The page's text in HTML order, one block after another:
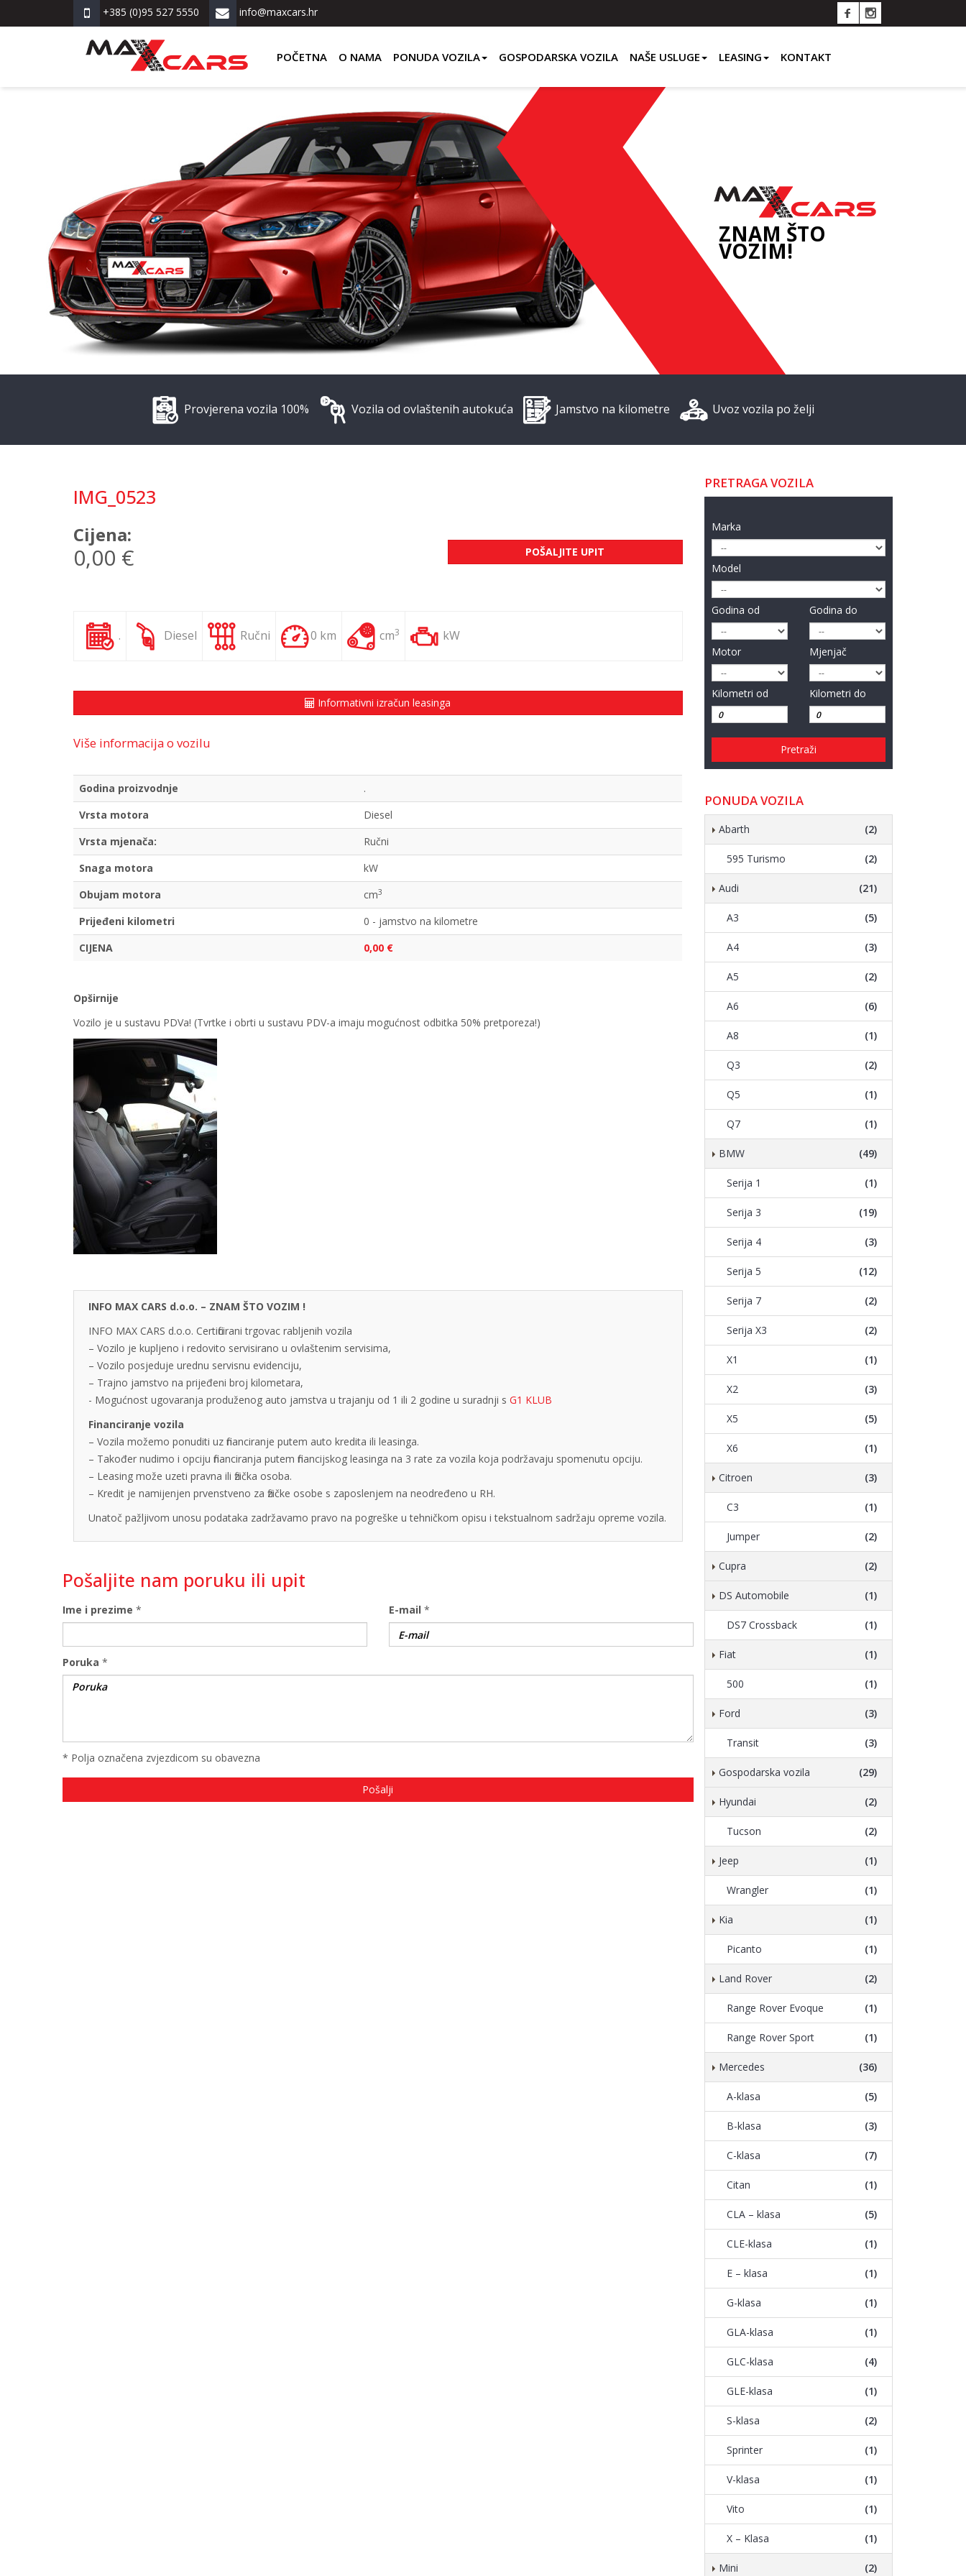
+385 (0)95 527 5550 info@maxcars.hr
POČETNA O NAMA PONUDA VOZILA GOSPODARSKA VOZILA NAŠE USLUGE LEASING KONTAKT
ZNAM ŠTO
VOZIM!
Provjerena vozila 100% Vozila od ovlaštenih autokuća Jamstvo na kilometre Uvoz vozila po želji
IMG_0523
Cijena:
0,00 € POŠALJITE UPIT
. Diesel Ručni 0 km cm3 kW
Informativni izračun leasinga
Više informacija o vozilu
Godina proizvodnje
.
Vrsta motora
Diesel
Vrsta mjenača:
Ručni
Snaga motora
kW
Obujam motora
cm3
Prijeđeni kilometri
0 - jamstvo na kilometre
CIJENA
0,00 €
Opširnije
Vozilo je u sustavu PDVa! (Tvrtke i obrti u sustavu PDV-a imaju mogućnost odbitka 50% pretporeza!)
INFO MAX CARS d.o.o. – ZNAM ŠTO VOZIM !
INFO MAX CARS d.o.o. Certificirani trgovac rabljenih vozila
– Vozilo je kupljeno i redovito servisirano u ovlaštenim servisima,
– Vozilo posjeduje urednu servisnu evidenciju,
– Trajno jamstvo na prijeđeni broj kilometara,
- Mogućnost ugovaranja produženog auto jamstva u trajanju od 1 ili 2 godine u suradnji s G1 KLUB
Financiranje vozila
– Vozila možemo ponuditi uz financiranje putem auto kredita ili leasinga.
– Također nudimo i opciju financiranja putem financijskog leasinga na 3 rate za vozila koja podržavaju spomenutu opciju.
– Leasing može uzeti pravna ili fizička osoba.
– Kredit je namijenjen prvenstveno za fizičke osobe s zaposlenjem na neodređeno u RH.
Unatoč pažljivom unosu podataka zadržavamo pravo na pogreške u tehničkom opisu i tekstualnom sadržaju opreme vozila.
Pošaljite nam poruku ili upit
Ime i prezime * E-mail *
Poruka *
* Polja označena zvjezdicom su obavezna
PRETRAGA VOZILA
Marka
Model
Godina od Godina do
Motor Mjenjač
Kilometri od Kilometri do
Pretraži
PONUDA VOZILA
Abarth (2)
595 Turismo (2)
Audi (21)
A3 (5)
A4 (3)
A5 (2)
A6 (6)
A8 (1)
Q3 (2)
Q5 (1)
Q7 (1)
BMW (49)
Serija 1 (1)
Serija 3 (19)
Serija 4 (3)
Serija 5 (12)
Serija 7 (2)
Serija X3 (2)
X1 (1)
X2 (3)
X5 (5)
X6 (1)
Citroen (3)
C3 (1)
Jumper (2)
Cupra (2)
DS Automobile (1)
DS7 Crossback (1)
Fiat (1)
500 (1)
Ford (3)
Transit (3)
Gospodarska vozila (29)
Hyundai (2)
Tucson (2)
Jeep (1)
Wrangler (1)
Kia (1)
Picanto (1)
Land Rover (2)
Range Rover Evoque (1)
Range Rover Sport (1)
Mercedes (36)
A-klasa (5)
B-klasa (3)
C-klasa (7)
Citan (1)
CLA – klasa (5)
CLE-klasa (1)
E – klasa (1)
G-klasa (1)
GLA-klasa (1)
GLC-klasa (4)
GLE-klasa (1)
S-klasa (2)
Sprinter (1)
V-klasa (1)
Vito (1)
X – Klasa (1)
Mini (2)